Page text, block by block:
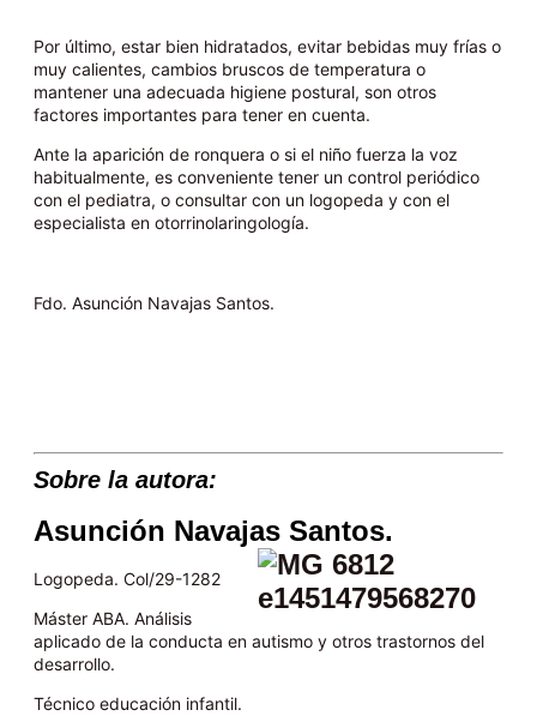
Por último, estar bien hidratados, evitar bebidas muy frías o
muy calientes, cambios bruscos de temperatura o
mantener una adecuada higiene postural, son otros
factores importantes para tener en cuenta.
Ante la aparición de ronquera o si el niño fuerza la voz
habitualmente, es conveniente tener un control periódico
con el pediatra, o consultar con un logopeda y con el
especialista en otorrinolaringología.
Fdo. Asunción Navajas Santos.
Sobre la autora:
Asunción Navajas Santos.
Logopeda. Col/29-1282
Máster ABA. Análisis
aplicado de la conducta en autismo y otros trastornos del
desarrollo.
Técnico educación infantil.